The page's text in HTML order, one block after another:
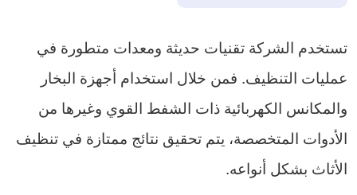
تستخدم الشركة تقنيات حديثة ومعدات متطورة في
عمليات التنظيف. فمن خلال استخدام أجهزة البخار
والمكانس الكهربائية ذات الشفط القوي وغيرها من
الأدوات المتخصصة، يتم تحقيق نتائج ممتازة في تنظيف
الأثاث بشكل أنواعه.